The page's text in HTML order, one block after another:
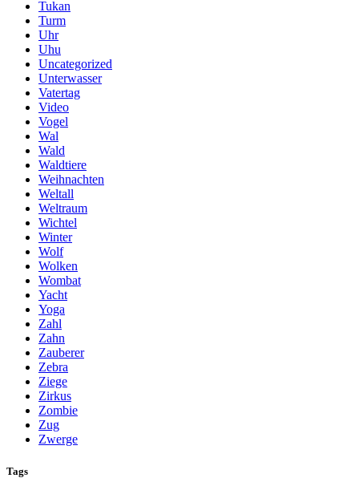
Tukan
Turm
Uhr
Uhu
Uncategorized
Unterwasser
Vatertag
Video
Vogel
Wal
Wald
Waldtiere
Weihnachten
Weltall
Weltraum
Wichtel
Winter
Wolf
Wolken
Wombat
Yacht
Yoga
Zahl
Zahn
Zauberer
Zebra
Ziege
Zirkus
Zombie
Zug
Zwerge
Tags